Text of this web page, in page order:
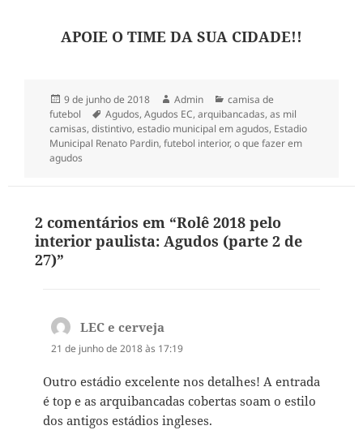
APOIE O TIME DA SUA CIDADE!!
Publicado
em
9 de junho de 2018 Autor
Admin Categorias
camisa de
futebol
Tags
Agudos,Agudos EC,arquibancadas,as mil
camisas,distintivo,estadio municipal em agudos, Estadio
Municipal Renato Pardin,futebol interior,o que fazer em
agudos
2 comentários em “Rolê 2018 pelo
interior paulista: Agudos (parte 2 de
27)”
LEC e cervejadisse:
21 de junho de 2018 às 17:19
Outro estádio excelente nos detalhes! A entrada
é top e as arquibancadas cobertas soam o estilo
dos antigos estádios ingleses.